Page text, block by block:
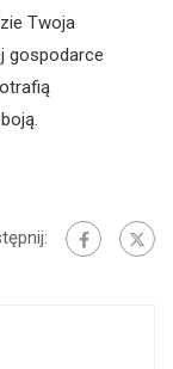
Twoja
gospodarce